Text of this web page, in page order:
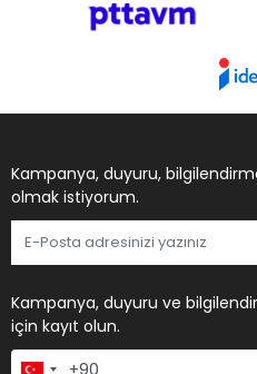
Kampanya, duyuru,
olmak istiyorum.
Kampanya, duyuru ve
için kayıt olun.